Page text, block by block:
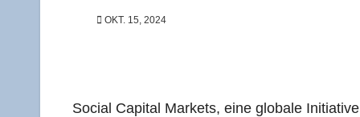
OKT. 15, 2024
Social Capi­tal Mar­kets, eine glo­ba­le